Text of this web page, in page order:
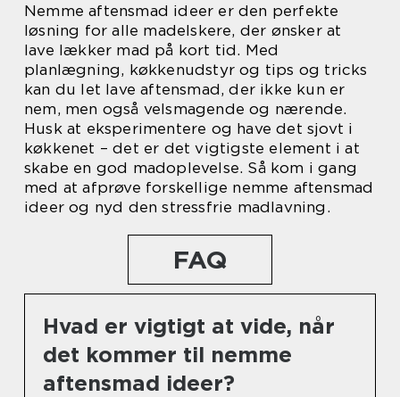
Nemme aftensmad ideer er den perfekte
løsning for alle madelskere, der ønsker at
lave lækker mad på kort tid. Med
planlægning, køkkenudstyr og tips og tricks
kan du let lave aftensmad, der ikke kun er
nem, men også velsmagende og nærende.
Husk at eksperimentere og have det sjovt i
køkkenet – det er det vigtigste element i at
skabe en god madoplevelse. Så kom i gang
med at afprøve forskellige nemme aftensmad
ideer og nyd den stressfrie madlavning.
FAQ
Hvad er vigtigt at vide, når
det kommer til nemme
aftensmad ideer?